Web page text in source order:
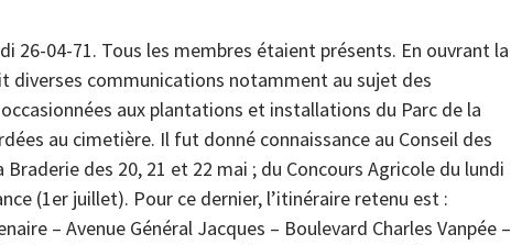
26-04-71. Tous les membres étaient présents. En ouvrant la
diverses communications notamment au sujet des
aux plantations et installations du Parc de la
au cimetière. Il fut donné connaissance au Conseil des
des 20, 21 et 22 mai ; du Concours Agricole du lundi
(1er juillet). Pour ce dernier, l’itinéraire retenu est :
– Avenue Général Jacques – Boulevard Charles Vanpée –